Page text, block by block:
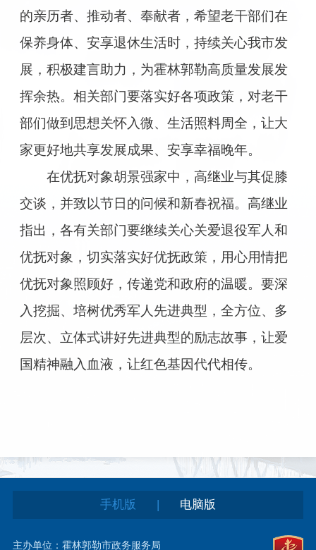
的亲历者、推动者、奉献者，希望老干部们在
保养身体、安享退休生活时，持续关心我市发
展，积极建言助力，为霍林郭勒高质量发展发
挥余热。相关部门要落实好各项政策，对老干
部们做到思想关怀入微、生活照料周全，让大
家更好地共享发展成果、安享幸福晚年。
在优抚对象胡景强家中，高继业与其促膝
交谈，并致以节日的问候和新春祝福。高继业
指出，各有关部门要继续关心关爱退役军人和
优抚对象，切实落实好优抚政策，用心用情把
优抚对象照顾好，传递党和政府的温暖。要深
入挖掘、培树优秀军人先进典型，全方位、多
层次、立体式讲好先进典型的励志故事，让爱
国精神融入血液，让红色基因代代相传。
手机版 | 电脑版
主办单位：霍林郭勒市政务服务局